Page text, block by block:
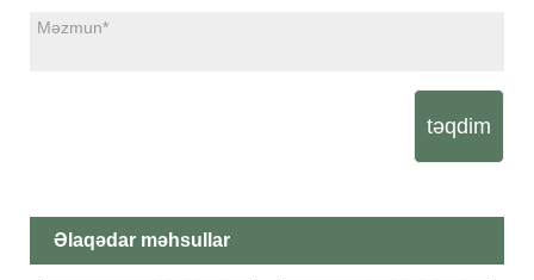
təqdim
Əlaqədar məhsullar